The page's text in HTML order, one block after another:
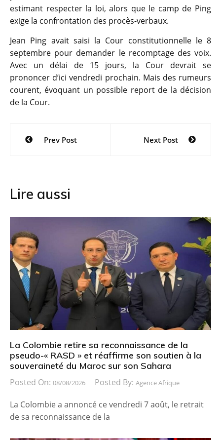
estimant respecter la loi, alors que le camp de Ping
exige la confrontation des procès-verbaux.
Jean Ping avait saisi la Cour constitutionnelle le 8
septembre pour demander le recomptage des voix.
Avec un délai de 15 jours, la Cour devrait se
prononcer d’ici vendredi prochain. Mais des rumeurs
courent, évoquant un possible report de la décision
de la Cour.
Navigation
Prev Post Next Post
Lire aussi
La Colombie retire sa reconnaissance de la
pseudo-« RASD » et réaffirme son soutien à la
souveraineté du Maroc sur son Sahara
Posted On: 08/08/2026 Posted By: Agence Afrique
La Colombie a annoncé ce vendredi 7 août, le retrait
de sa reconnaissance de la